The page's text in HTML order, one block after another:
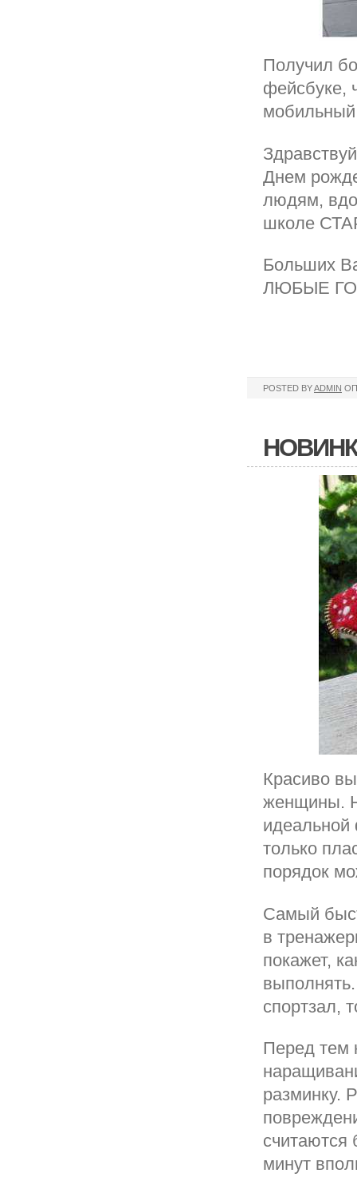
Получил
фейсбуке,
мобильный
Днем
людям,
школе
Больших
ЛЮБЫЕ
POSTED BYADMIN
Красиво
женщины.
только
порядок
Самый
в
покажет,
спортзал,
Перед тем
разминку.
считаются
минут